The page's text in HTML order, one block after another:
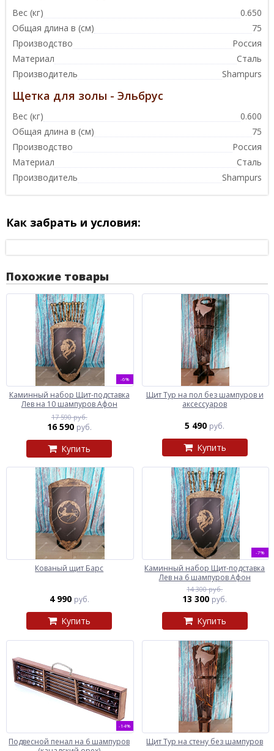
Вес (кг)
0.650
Общая длина в (см)
75
Производство
Россия
Материал
Сталь
Производитель
Shampurs
Щетка для золы - Эльбрус
Вес (кг)
0.600
Общая длина в (см)
75
Производство
Россия
Материал
Сталь
Производитель
Shampurs
Как забрать и условия:
Похожие товары
-6%
Каминный набор Щит-подставка
Лев на 10 шампуров Афон
17 590 руб.
16 590 руб.
Купить
Щит Тур на пол без шампуров и
аксессуаров
5 490 руб.
Купить
Кованый щит Барс
4 990 руб.
Купить
-7%
Каминный набор Щит-подставка
Лев на 6 шампуров Афон
14 300 руб.
13 300 руб.
Купить
-14%
Подвесной пенал на 6 шампуров
Щит Тур на стену без шампуров